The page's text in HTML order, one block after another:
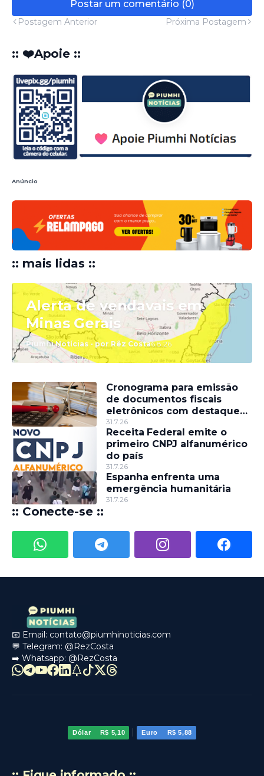
Postar um comentário (0)
Postagem Anterior Próxima Postagem
:: ❤️Apoie ::
Anúncio
:: mais lidas ::
Alerta de vendavais em
Minas Gerais
Piumhi Notícias - por Rêz Costa6.8.26
Cronograma para emissão
de documentos fiscais
eletrônicos com destaque
do IBS e da CBS será
divulgado até esta sexta (31)
31.7.26
Receita Federal emite o
primeiro CNPJ alfanumérico
do país
31.7.26
Espanha enfrenta uma
emergência humanitária
31.7.26
:: Conecte-se ::
📧 Email: contato@piumhinoticias.com
💬 Telegram: @RezCosta
➡️ Whatsapp: @RezCosta
Dólar R$ 5,10 | Euro R$ 5,88